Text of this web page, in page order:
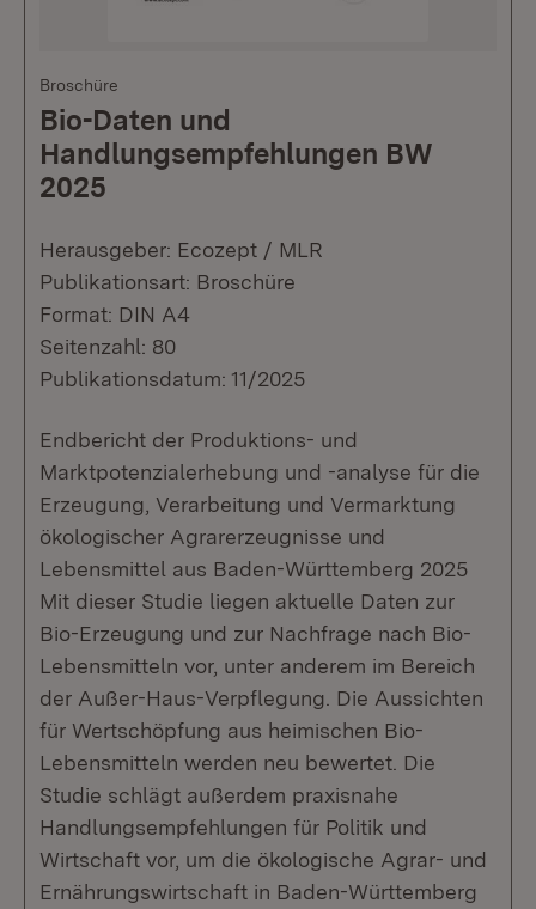
Broschüre
Bio-Daten und
Handlungsempfehlungen BW
2025
Herausgeber: Ecozept / MLR
Publikationsart: Broschüre
Format: DIN A4
Seitenzahl: 80
Publikationsdatum: 11/2025
Endbericht der Produktions- und
Marktpotenzialerhebung und -analyse für die
Erzeugung, Verarbeitung und Vermarktung
ökologischer Agrarerzeugnisse und
Lebensmittel aus Baden-Württemberg 2025
Mit dieser Studie liegen aktuelle Daten zur
Bio-Erzeugung und zur Nachfrage nach Bio-
Lebensmitteln vor, unter anderem im Bereich
der Außer-Haus-Verpflegung. Die Aussichten
für Wertschöpfung aus heimischen Bio-
Lebensmitteln werden neu bewertet. Die
Studie schlägt außerdem praxisnahe
Handlungsempfehlungen für Politik und
Wirtschaft vor, um die ökologische Agrar- und
Ernährungswirtschaft in Baden-Württemberg